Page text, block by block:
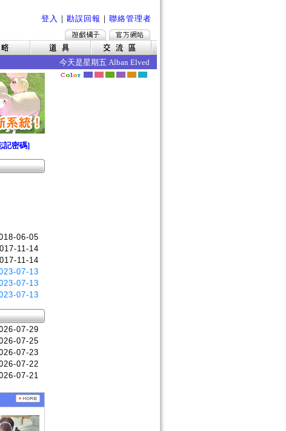
登入 ｜ 勘誤回報 ｜ 聯絡管理者
今天是星期五 Alban Elved 愛爾琳秋收 今日的效果如下 ‧死亡
記密碼]
06-05
11-14
11-14
07-13
07-13
07-13
07-29
07-25
07-23
07-22
07-21